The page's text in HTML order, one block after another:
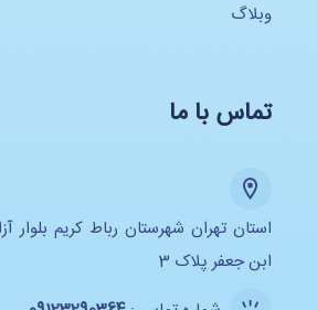
وبلاگ
تماس با ما
استان تهران شهرستان رباط کریم بلوار
ابن جعفر پلاک 3